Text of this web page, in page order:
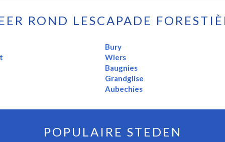
ROND LESCAPADE
Bury
Wiers
Baugnies
Grandglise
Aubechies
POPULAIRE STEDEN